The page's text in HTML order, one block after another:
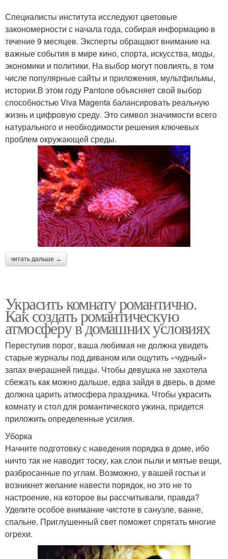
Специалисты института исследуют цветовые
закономерности с начала года, собирая информацию в
течение 9 месяцев. Эксперты обращают внимание на
важные события в мире кино, спорта, искусства, моды,
экономики и политики. На выбор могут повлиять, в том
числе популярные сайты и приложения, мультфильмы,
истории.В этом году Pantone объясняет свой выбор
способностью Viva Magenta балансировать реальную
жизнь и цифровую среду. Это символ значимости всего
натурального и необходимости решения ключевых
проблем окружающей среды.
читать дальше →
Украсить комнату романтично.
Как создать романтическую
атмосферу в домашних условиях
Переступив порог, ваша любимая не должна увидеть
старые журналы под диваном или ощутить «чудный»
запах вчерашней пиццы. Чтобы девушка не захотела
сбежать как можно дальше, едва зайдя в дверь, в доме
должна царить атмосфера праздника. Чтобы украсить
комнату и стол для романтического ужина, придется
приложить определенные усилия.
Уборка
Начните подготовку с наведения порядка в доме, ибо
ничто так не наводит тоску, как слои пыли и мятые вещи,
разбросанные по углам. Возможно, у вашей гостьи и
возникнет желание навести порядок, но это не то
настроение, на которое вы рассчитывали, правда?
Уделите особое внимание чистоте в санузле, ванне,
спальне. Приглушенный свет поможет спрятать многие
огрехи.